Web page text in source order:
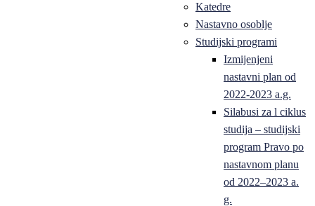
Katedre
Nastavno osoblje
Studijski programi
Izmijenjeni
nastavni plan od
2022-2023 a.g.
Silabusi za l ciklus
studija – studijski
program Pravo po
nastavnom planu
od 2022–2023 a.
g.